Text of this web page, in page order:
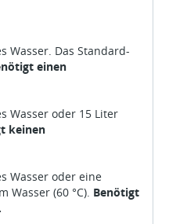
Wasser. Das Standard-
einen
Wasser oder 15 Liter
keinen
Wasser oder eine
Wasser (60 °C). Benötigt